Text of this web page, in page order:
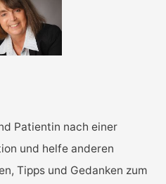
Patientin nach einer
und helfe anderen
Tipps und Gedanken zum